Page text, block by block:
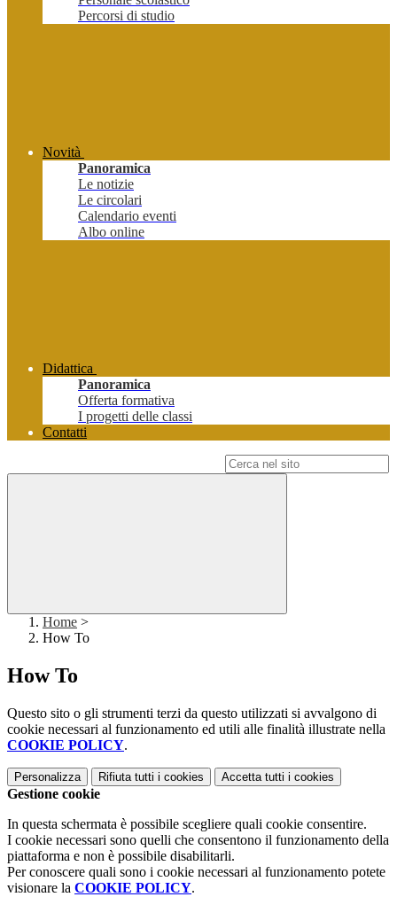
Percorsi di studio
Novità
Panoramica
Le notizie
Le circolari
Calendario eventi
Albo online
Didattica
Panoramica
Offerta formativa
I progetti delle classi
Contatti
Home >
How To
How To
Questo sito o gli strumenti terzi da questo utilizzati si avvalgono di
cookie necessari al funzionamento ed utili alle finalità illustrate nella
COOKIE POLICY.
Personalizza Rifiuta tutti i cookies Accetta tutti i cookies
Gestione cookie
In questa schermata è possibile scegliere quali cookie consentire.
I cookie necessari sono quelli che consentono il funzionamento della
piattaforma e non è possibile disabilitarli.
Per conoscere quali sono i cookie necessari al funzionamento potete
visionare la COOKIE POLICY.